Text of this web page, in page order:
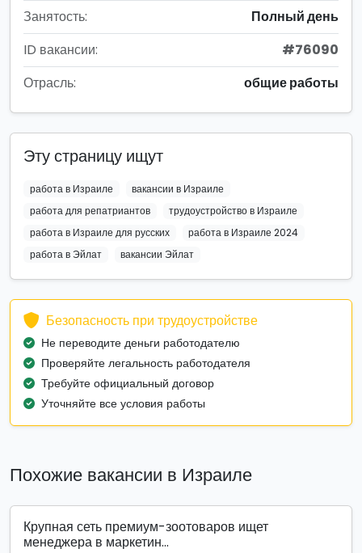
Занятость:
Полный день
ID вакансии:
#76090
Отрасль:
общие работы
Эту страницу ищут
работа в Израиле
вакансии в Израиле
работа для репатриантов
трудоустройство в Израиле
работа в Израиле для русских
работа в Израиле 2024
работа в Эйлат
вакансии Эйлат
Безопасность при трудоустройстве
Не переводите деньги работодателю
Проверяйте легальность работодателя
Требуйте официальный договор
Уточняйте все условия работы
Похожие вакансии в Израиле
Крупная сеть премиум-зоотоваров ищет
менеджера в маркетин...